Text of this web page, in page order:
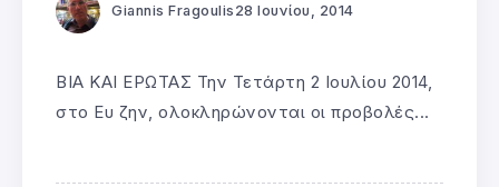
Giannis Fragoulis 28 Ιουνίου, 2014
ΒΙΑ ΚΑΙ ΕΡΩΤΑΣ Την Τετάρτη 2 Ιουλίου 2014,
στο Ευ ζην, ολοκληρώνονται οι προβολές...